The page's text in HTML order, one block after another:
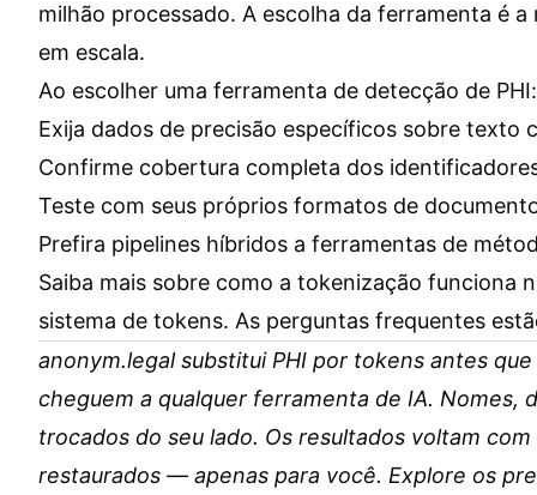
milhão processado. A escolha da ferramenta é
em escala.
Ao escolher uma ferramenta de detecção de PHI:
Exija dados de precisão específicos sobre texto
Confirme cobertura completa dos
Teste com seus próprios formatos de
Prefira pipelines híbridos a ferramentas de
Saiba mais sobre como a tokenização funciona
sistema de tokens. As perguntas frequentes
anonym.legal substitui PHI por tokens antes
cheguem a qualquer ferramenta de IA. Nomes,
trocados do seu lado. Os resultados voltam com
restaurados — apenas para você. Explore os